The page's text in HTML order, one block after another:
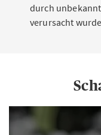
durch
verursacht